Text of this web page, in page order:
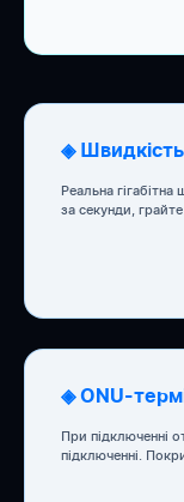
◈ Швидкість
Реальна
за секунди,
◈ ONU-
При підключенні
підключенні.